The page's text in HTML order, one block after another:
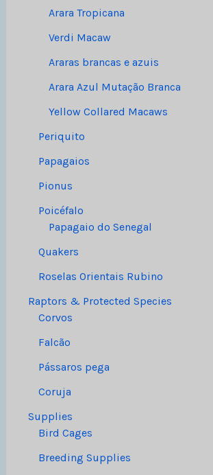
Arara Tropicana
Verdi Macaw
Araras brancas e azuis
Arara Azul Mutação Branca
Yellow Collared Macaws
Periquito
Papagaios
Pionus
Poicéfalo
Papagaio do Senegal
Quakers
Roselas Orientais Rubino
Raptors & Protected Species
Corvos
Falcão
Pássaros pega
Coruja
Supplies
Bird Cages
Breeding Supplies